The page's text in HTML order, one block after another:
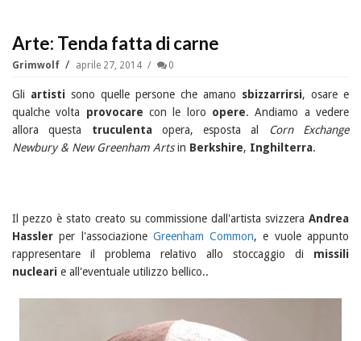
Arte: Tenda fatta di carne
Grimwolf aprile 27, 2014 0
Gli artisti sono quelle persone che amano sbizzarrirsi, osare e
qualche volta provocare con le loro opere. Andiamo a vedere
allora questa truculentaopera, esposta al Corn Exchange
Newbury & New Greenham Artsin Berkshire, Inghilterra.
Il pezzo è stato creato su commissione dall'artista svizzera Andrea
Hassler per l'associazione Greenham Common, e vuole appunto
rappresentare il problema relativo allo stoccaggio di missili
nucleari e all'eventuale utilizzo bellico..